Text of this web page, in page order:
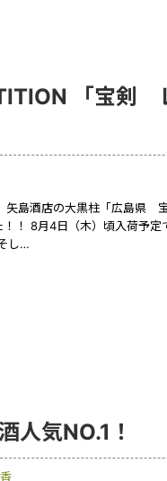
「宝剣
矢島酒店の大黒柱「広島県
！！ 8月4日（木）頃入荷予
し…
気NO.1！